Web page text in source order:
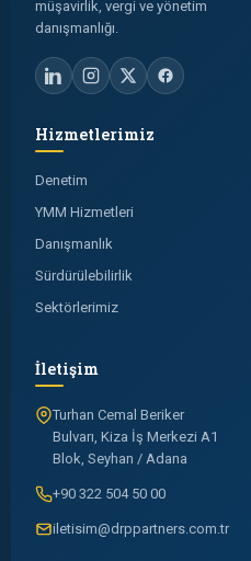
müşavirlik, vergi ve yönetim
danışmanlığı.
Hizmetlerimiz
Denetim
YMM Hizmetleri
Danışmanlık
Sürdürülebilirlik
Sektörlerimiz
İletişim
Turhan Cemal Beriker
Bulvarı, Kiza İş Merkezi A1
Blok, Seyhan / Adana
+90 322 504 50 00
iletisim@drppartners.com.tr